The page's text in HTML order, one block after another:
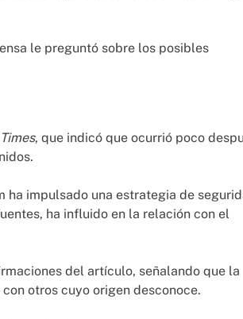
le preguntó sobre los posibles
, que indicó que ocurrió poco
ha impulsado una estrategia de
ha influido en la relación con el
del artículo, señalando que la
otros cuyo origen desconoce.